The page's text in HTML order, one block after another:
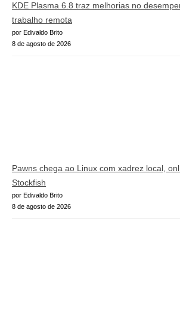
KDE Plasma 6.8 traz melhorias no
trabalho remota
por Edivaldo Brito
8 de agosto de 2026
Pawns chega ao Linux com xadrez local,
Stockfish
por Edivaldo Brito
8 de agosto de 2026